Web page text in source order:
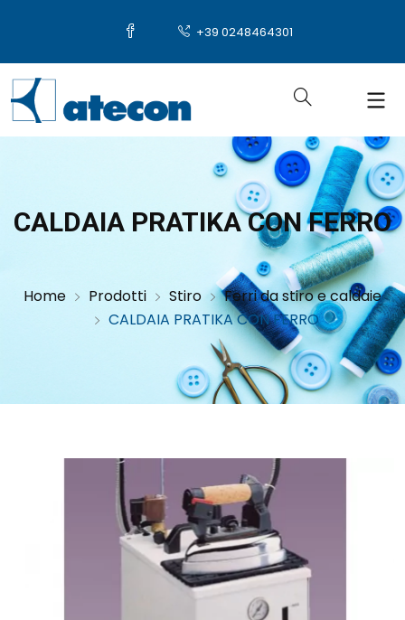
+39 0248464301
CALDAIA PRATIKA CON FERRO
Home Prodotti Stiro
Ferri da stiro e caldaie
CALDAIA PRATIKA CON FERRO